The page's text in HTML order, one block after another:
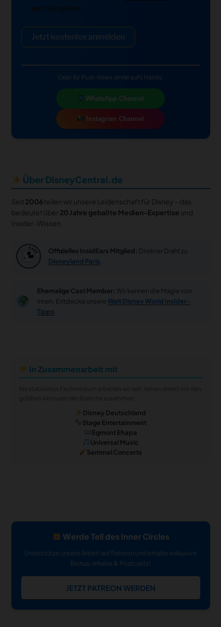
und akzeptiert.
Jetzt kostenlos anmelden
Oder für Push-News direkt auf's Handy:
WhatsApp Channel
Instagram Channel
Über DisneyCentral.de
Seit 2006teilen wir unsere Leidenschaft für Disney – das
bedeutet über 20 Jahre geballte Medien-Expertise und
Insider-Wissen.
Offizielles InsidEars Mitglied: Direkter Draht zu
Disneyland Paris
Ehemalige Cast Member: Wir kennen die Magie von
innen. Entdecke unsere Walt Disney World Insider-
Tipps
In Zusammenarbeit mit
Disney Deutschland
Stage Entertainment
Egmont Ehapa
Universal Music
Semmel Concerts
Werde Teil des Inner Circles
Unterstütze unsere Arbeit auf Patreon und erhalte exklusive
Bonus-Inhalte & Podcasts!
JETZT PATREON WERDEN